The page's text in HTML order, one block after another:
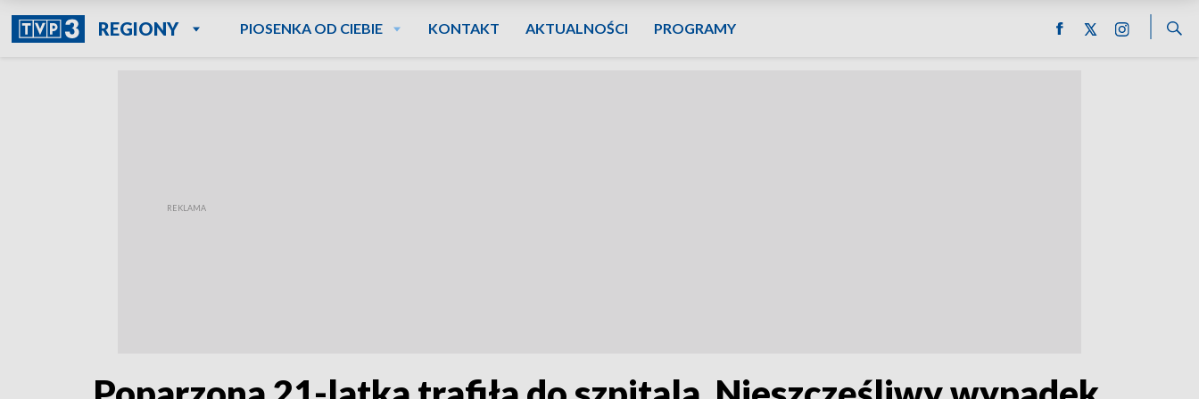
REGIONY PIOSENKA OD CIEBIE KONTAKT AKTUALNOŚCI PROGRAMY